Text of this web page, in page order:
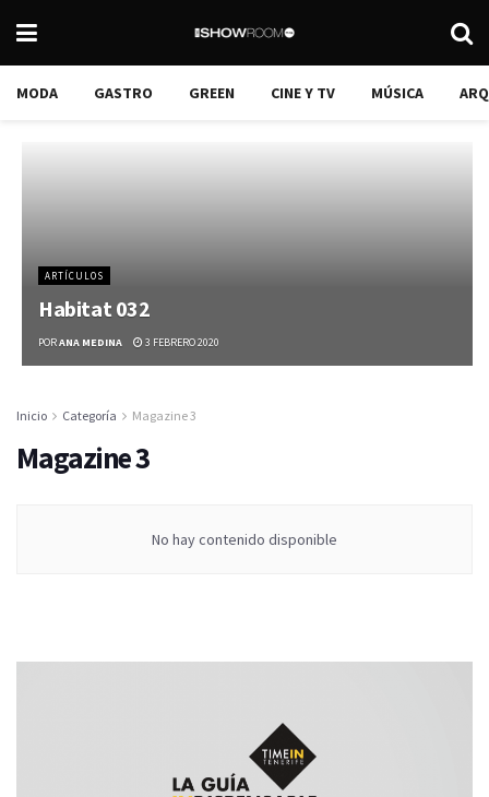
MODA GASTRO GREEN CINE Y TV MÚSICA
ARTÍCULOS
Habitat 032
PORANA MEDINA 3 FEBRERO 2020
Inicio Categoría Magazine 3
Magazine 3
No hay contenido disponible